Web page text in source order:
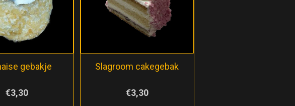
gebakje
€3,30
Slagroom cakegebak
€3,30